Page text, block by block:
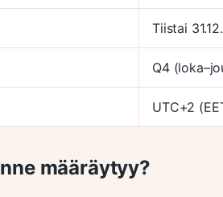
Tiistai
Q4
UTC+2
määräytyy?